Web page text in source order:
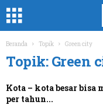
Beranda Topik Green city
Topik: Green
Kota – kota besar bisa
per tahun...